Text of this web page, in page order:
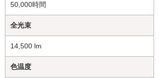
50,000時間
全光束
14,500 lm
色温度